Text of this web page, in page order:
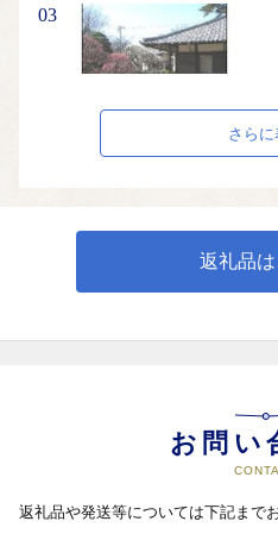
03
文化振興基金　～文化の振
日本近代彫刻の巨匠、平櫛田
〔使い道：平櫛田中彫刻美術館
ごみ減量・リサイクル推
サイクルの推進に～
さらに
返礼品
お問い
返礼品や発送等については下記まで